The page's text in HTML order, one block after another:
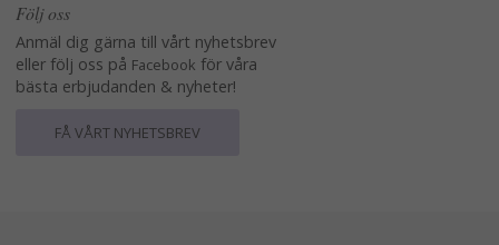
Följ oss
Anmäl dig gärna till vårt nyhetsbrev
eller följ oss på Facebook för våra
bästa erbjudanden & nyheter!
FÅ VÅRT NYHETSBREV